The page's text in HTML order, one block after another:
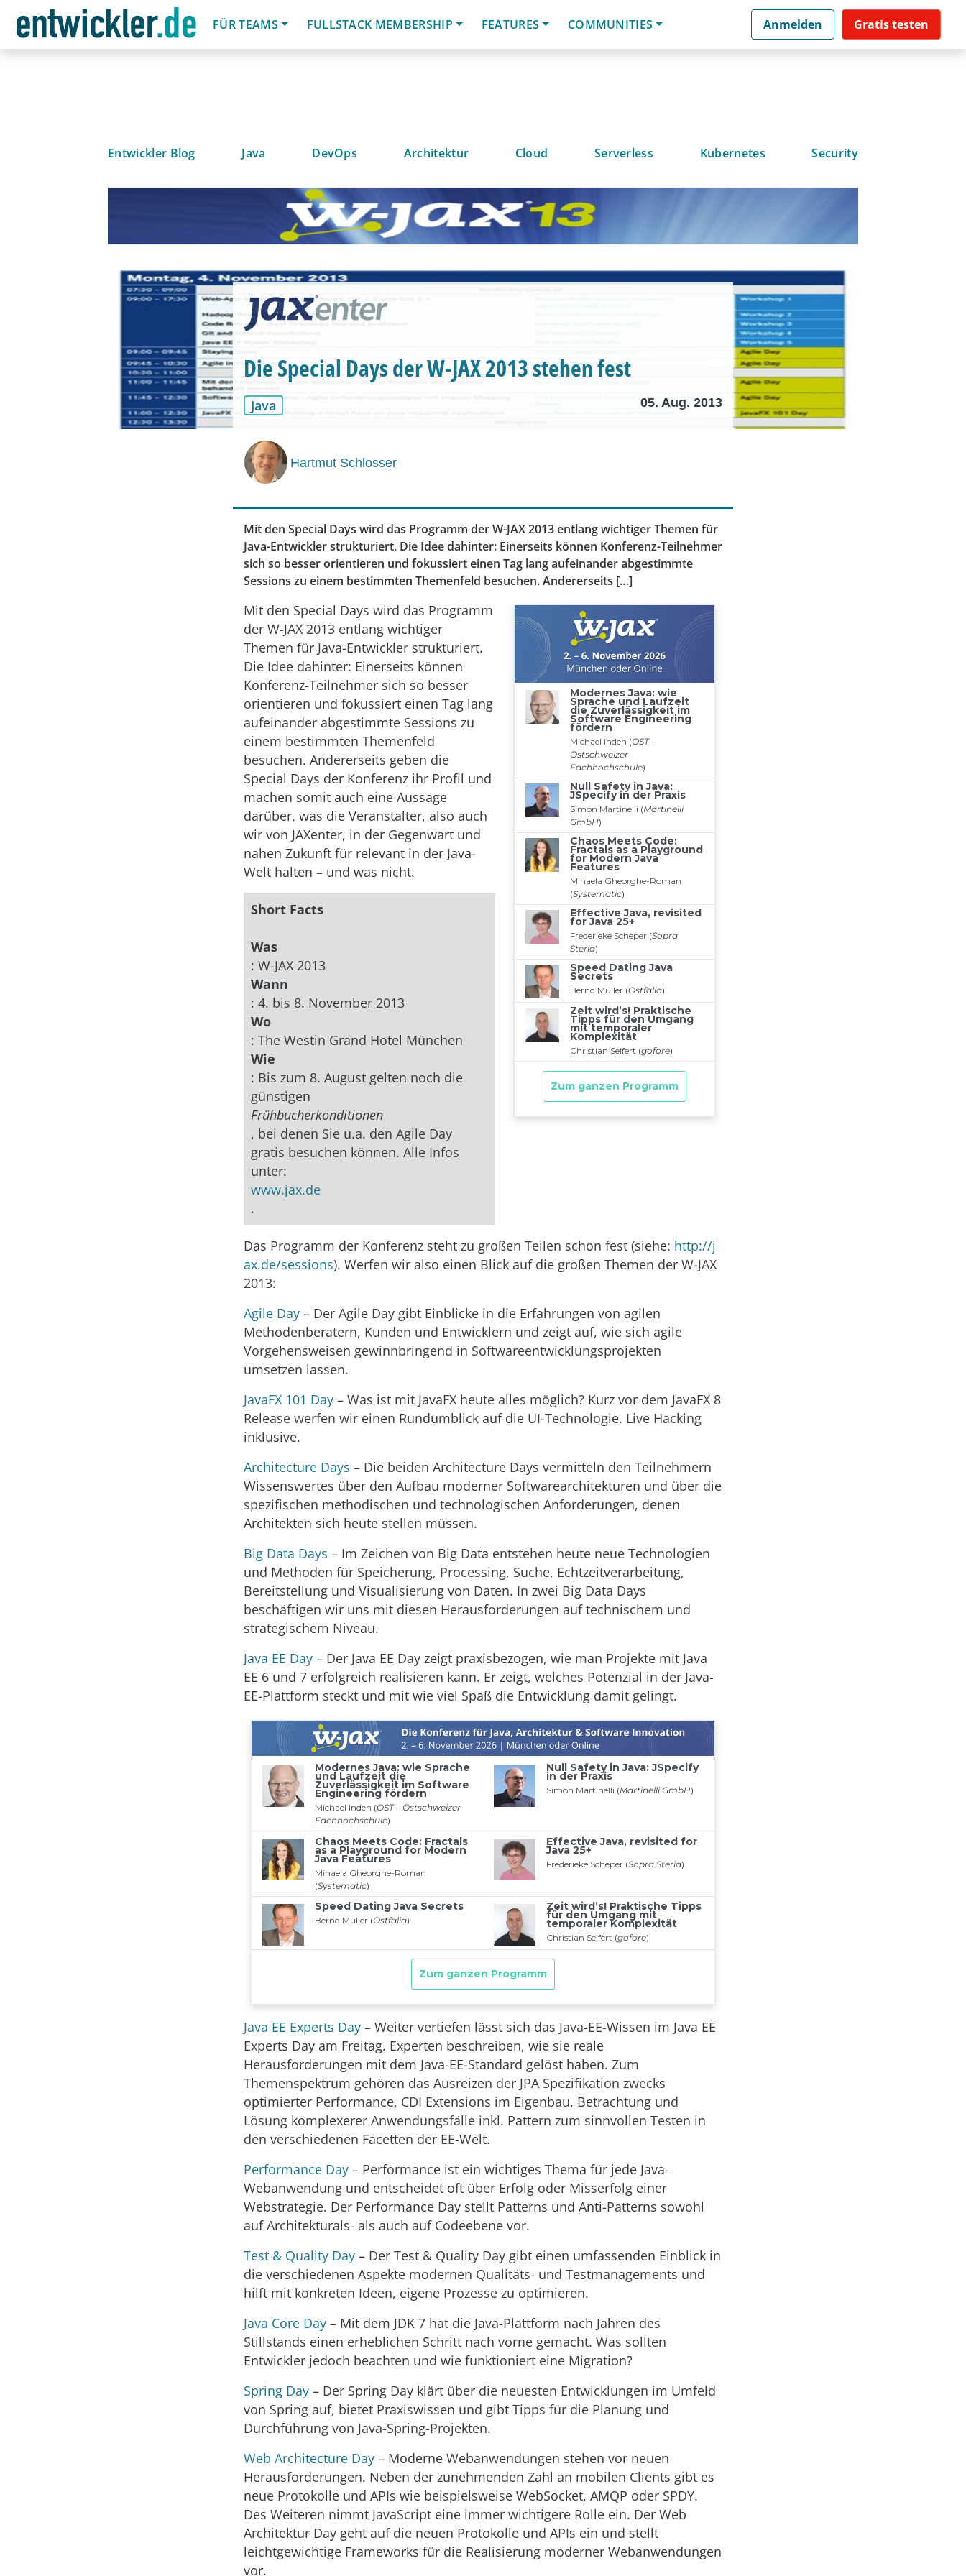
FÜR TEAMS
FULLSTACK MEMBERSHIP FEATURES COMMUNITIES Anmelden Gratis testen
Entwickler Blog Java DevOps Architektur Cloud Serverless Kubernetes Security
Die Special Days der W-JAX 2013 stehen fest
Java 05. Aug. 2013
Hartmut Schlosser
Mit den Special Days wird das Programm der W-JAX 2013 entlang wichtiger Themen für
Java-Entwickler strukturiert. Die Idee dahinter: Einerseits können Konferenz-Teilnehmer
sich so besser orientieren und fokussiert einen Tag lang aufeinander abgestimmte
Sessions zu einem bestimmten Themenfeld besuchen. Andererseits […]
Mit den Special Days wird das Programm
der W-JAX 2013 entlang wichtiger
Themen für Java-Entwickler strukturiert.
Die Idee dahinter: Einerseits können
Konferenz-Teilnehmer sich so besser
orientieren und fokussiert einen Tag lang
aufeinander abgestimmte Sessions zu
einem bestimmten Themenfeld
besuchen. Andererseits geben die
Special Days der Konferenz ihr Profil und
machen somit auch eine Aussage
darüber, was die Veranstalter, also auch
wir von JAXenter, in der Gegenwart und
nahen Zukunft für relevant in der Java-
Welt halten – und was nicht.
Short Facts
Was
: W-JAX 2013
Wann
: 4. bis 8. November 2013
Wo
: The Westin Grand Hotel München
Wie
: Bis zum 8. August gelten noch die
günstigen
Frühbucherkonditionen
, bei denen Sie u.a. den Agile Day
gratis besuchen können. Alle Infos
unter:
www.jax.de
.
Das Programm der Konferenz steht zu großen Teilen schon fest (siehe: http://j
ax.de/sessions). Werfen wir also einen Blick auf die großen Themen der W-JAX
2013:
Agile Day – Der Agile Day gibt Einblicke in die Erfahrungen von agilen
Methodenberatern, Kunden und Entwicklern und zeigt auf, wie sich agile
Vorgehensweisen gewinnbringend in Softwareentwicklungsprojekten
umsetzen lassen.
JavaFX 101 Day – Was ist mit JavaFX heute alles möglich? Kurz vor dem JavaFX 8
Release werfen wir einen Rundumblick auf die UI-Technologie. Live Hacking
inklusive.
Architecture Days – Die beiden Architecture Days vermitteln den Teilnehmern
Wissenswertes über den Aufbau moderner Softwarearchitekturen und über die
spezifischen methodischen und technologischen Anforderungen, denen
Architekten sich heute stellen müssen.
Big Data Days – Im Zeichen von Big Data entstehen heute neue Technologien
und Methoden für Speicherung, Processing, Suche, Echtzeitverarbeitung,
Bereitstellung und Visualisierung von Daten. In zwei Big Data Days
beschäftigen wir uns mit diesen Herausforderungen auf technischem und
strategischem Niveau.
Java EE Day – Der Java EE Day zeigt praxisbezogen, wie man Projekte mit Java
EE 6 und 7 erfolgreich realisieren kann. Er zeigt, welches Potenzial in der Java-
EE-Plattform steckt und mit wie viel Spaß die Entwicklung damit gelingt.
Java EE Experts Day – Weiter vertiefen lässt sich das Java-EE-Wissen im Java EE
Experts Day am Freitag. Experten beschreiben, wie sie reale
Herausforderungen mit dem Java-EE-Standard gelöst haben. Zum
Themenspektrum gehören das Ausreizen der JPA Spezifikation zwecks
optimierter Performance, CDI Extensions im Eigenbau, Betrachtung und
Lösung komplexerer Anwendungsfälle inkl. Pattern zum sinnvollen Testen in
den verschiedenen Facetten der EE-Welt.
Performance Day – Performance ist ein wichtiges Thema für jede Java-
Webanwendung und entscheidet oft über Erfolg oder Misserfolg einer
Webstrategie. Der Performance Day stellt Patterns und Anti-Patterns sowohl
auf Architekturals- als auch auf Codeebene vor.
Test & Quality Day – Der Test & Quality Day gibt einen umfassenden Einblick in
die verschiedenen Aspekte modernen Qualitäts- und Testmanagements und
hilft mit konkreten Ideen, eigene Prozesse zu optimieren.
Java Core Day – Mit dem JDK 7 hat die Java-Plattform nach Jahren des
Stillstands einen erheblichen Schritt nach vorne gemacht. Was sollten
Entwickler jedoch beachten und wie funktioniert eine Migration?
Spring Day – Der Spring Day klärt über die neuesten Entwicklungen im Umfeld
von Spring auf, bietet Praxiswissen und gibt Tipps für die Planung und
Durchführung von Java-Spring-Projekten.
Web Architecture Day – Moderne Webanwendungen stehen vor neuen
Herausforderungen. Neben der zunehmenden Zahl an mobilen Clients gibt es
neue Protokolle und APIs wie beispielsweise WebSocket, AMQP oder SPDY.
Des Weiteren nimmt JavaScript eine immer wichtigere Rolle ein. Der Web
Architektur Day geht auf die neuen Protokolle und APIs ein und stellt
leichtgewichtige Frameworks für die Realisierung moderner Webanwendungen
vor.